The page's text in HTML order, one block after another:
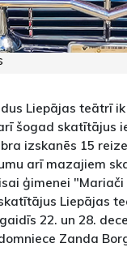
Liepājas teātrī
šogad skatītājus
izskanēs 15
arī mazajiem
ģimenei
Liepājas
22. un 28.
Zanda